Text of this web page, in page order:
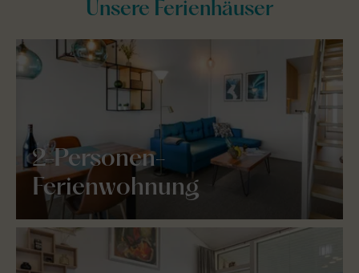
Unsere Ferienhäuser
2-Personen-
Ferienwohnung